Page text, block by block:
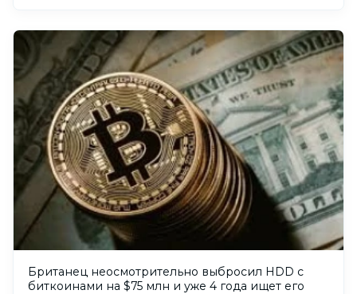
Британец неосмотрительно выбросил HDD с
биткоинами на $75 млн и уже 4 года ищет его